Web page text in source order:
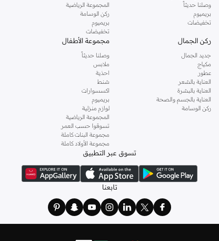
وصلنا حديثاً
بريميوم
تخفيضات
المجموعة الرياضية
ركن الوسامة
بريميوم
تخفيضات
ركن الجمال
جديد الجمال
مكياج
عطور
العناية بالشعر
العناية بالبشرة
العناية بالجسم والصحة
ركن الوسامة
مجموعة الأطفال
وصلنا حديثاً
ملابس
احذية
شنط
اكسسوارات
بريميوم
لوازم منزلية
المجموعة الرياضية
تسوقوا حسب العمر
مجموعة البنات كاملة
مجموعة الأولاد كاملة
تسوق عبر التطبيق
تابعنا